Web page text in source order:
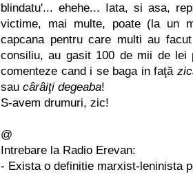
blindatu'... ehehe... Iata, si asa,
victime, mai multe, poate (la un
capcana pentru care multi au
consiliu, au gasit 100 de mii de lei
comenteze cand i se baga in faţă
sau cârâiţi degeaba!
S-avem drumuri, zic!
@
Intrebare la Radio Erevan:
- Exista o definitie marxist-leninista